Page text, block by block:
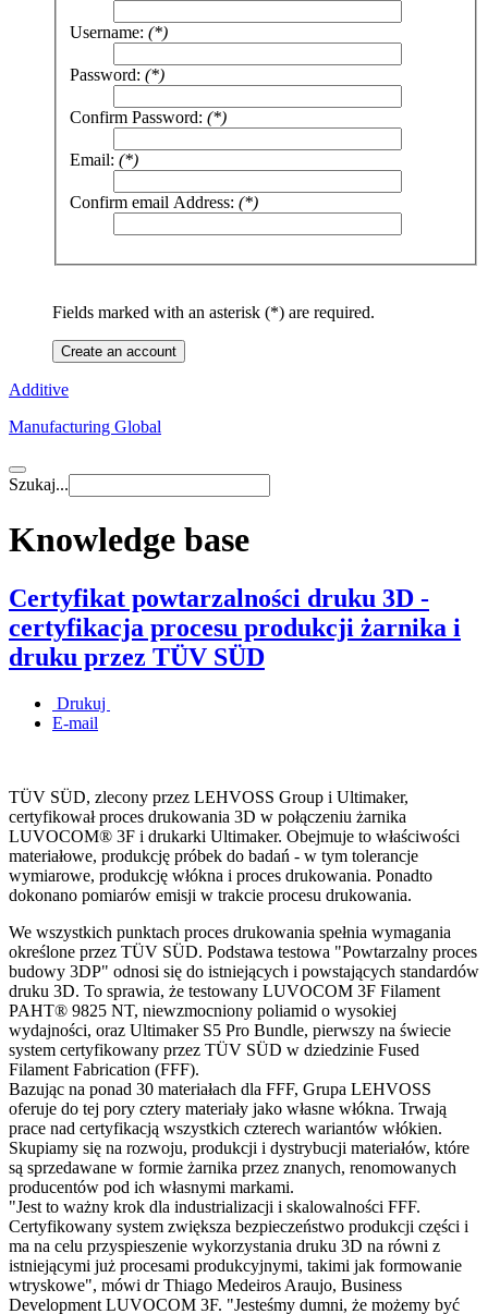
Username: (*)
Password: (*)
Confirm Password: (*)
Email: (*)
Confirm email Address: (*)
Fields marked with an asterisk (*) are required.
Create an account
Additive
Manufacturing Global
Szukaj...
Knowledge base
Certyfikat powtarzalności druku 3D -
certyfikacja procesu produkcji żarnika i
druku przez TÜV SÜD
Drukuj
E-mail
TÜV SÜD, zlecony przez LEHVOSS Group i Ultimaker,
certyfikował proces drukowania 3D w połączeniu żarnika
LUVOCOM® 3F i drukarki Ultimaker. Obejmuje to właściwości
materiałowe, produkcję próbek do badań - w tym tolerancje
wymiarowe, produkcję włókna i proces drukowania. Ponadto
dokonano pomiarów emisji w trakcie procesu drukowania.
We wszystkich punktach proces drukowania spełnia wymagania
określone przez TÜV SÜD. Podstawa testowa "Powtarzalny proces
budowy 3DP" odnosi się do istniejących i powstających standardów
druku 3D. To sprawia, że testowany LUVOCOM 3F Filament
PAHT® 9825 NT, niewzmocniony poliamid o wysokiej
wydajności, oraz Ultimaker S5 Pro Bundle, pierwszy na świecie
system certyfikowany przez TÜV SÜD w dziedzinie Fused
Filament Fabrication (FFF).
Bazując na ponad 30 materiałach dla FFF, Grupa LEHVOSS
oferuje do tej pory cztery materiały jako własne włókna. Trwają
prace nad certyfikacją wszystkich czterech wariantów włókien.
Skupiamy się na rozwoju, produkcji i dystrybucji materiałów, które
są sprzedawane w formie żarnika przez znanych, renomowanych
producentów pod ich własnymi markami.
"Jest to ważny krok dla industrializacji i skalowalności FFF.
Certyfikowany system zwiększa bezpieczeństwo produkcji części i
ma na celu przyspieszenie wykorzystania druku 3D na równi z
istniejącymi już procesami produkcyjnymi, takimi jak formowanie
wtryskowe", mówi dr Thiago Medeiros Araujo, Business
Development LUVOCOM 3F. "Jesteśmy dumni, że możemy być